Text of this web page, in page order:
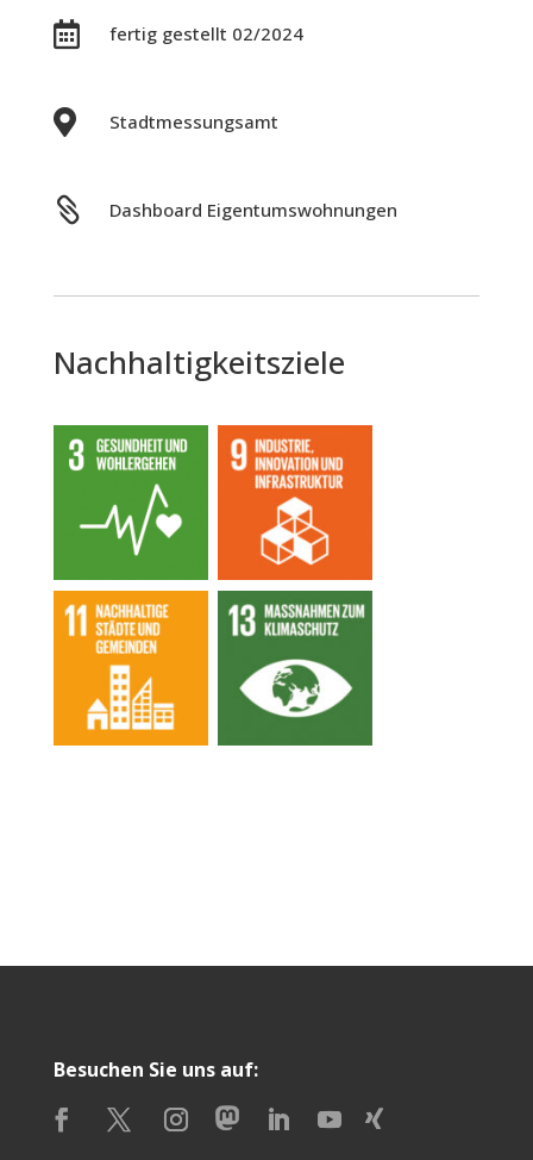
 fertig gestellt 02/2024
 Stadtmessungsamt
 Dashboard Eigentumswohnungen
Nachhaltigkeitsziele
Besuchen Sie uns auf: